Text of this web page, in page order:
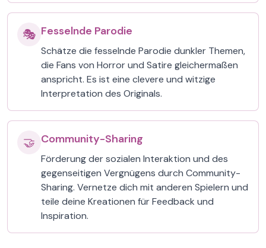
🎭 Fesselnde Parodie
Schätze die fesselnde Parodie dunkler Themen,
die Fans von Horror und Satire gleichermaßen
anspricht. Es ist eine clevere und witzige
Interpretation des Originals.
🤝 Community-Sharing
Förderung der sozialen Interaktion und des
gegenseitigen Vergnügens durch Community-
Sharing. Vernetze dich mit anderen Spielern und
teile deine Kreationen für Feedback und
Inspiration.